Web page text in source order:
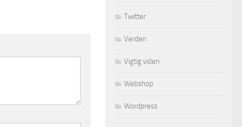
Twitter
Verden
Vigtig viden
Webshop
Wordpress